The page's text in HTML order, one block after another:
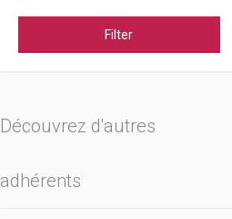
Filter
Découvrez d'autres
adhérents